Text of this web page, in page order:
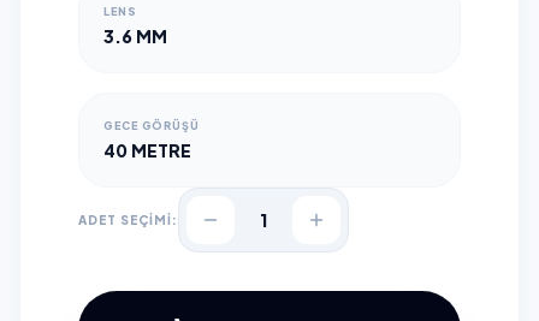
LENS
3.6 MM
GECE GÖRÜŞÜ
40 METRE
ADET SEÇİMİ: 1